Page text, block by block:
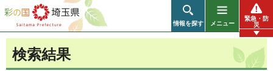
彩の国 埼玉県
情報を探す メニュー
緊急・防
災
検索結果